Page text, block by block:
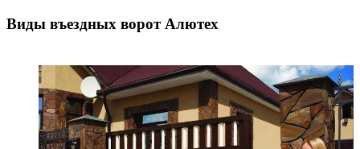
Виды въездных ворот Алютех